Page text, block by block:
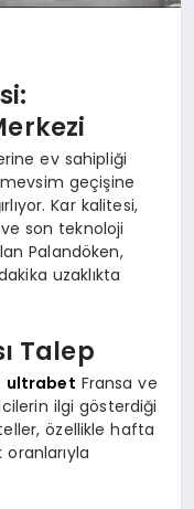
ev sahipliği
geçişine
Kar kalitesi,
ve son teknoloji
Palandöken,
uzaklıkta
Talep
ultrabet Fransa ve
ilgi gösterdiği
özellikle hafta